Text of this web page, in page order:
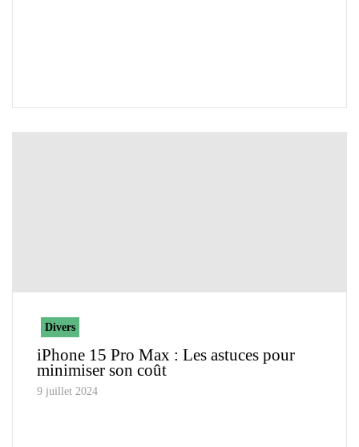
Divers
iPhone 15 Pro Max : Les astuces pour
minimiser son coût
9 juillet 2024